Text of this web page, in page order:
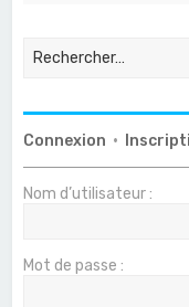
Connexion •
Nom d’utilisateur :
Mot de passe :